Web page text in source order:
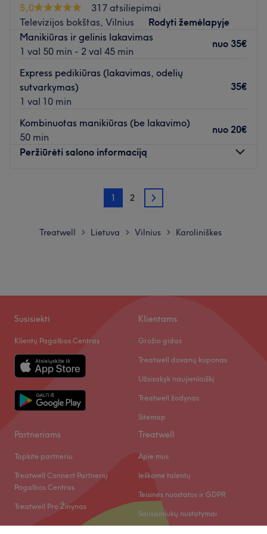
Grožio studija Monstera yra lengva pasiekti troleibusais:
1,3, 9 Atminties st.
pasirūpins kad klientai gautų kokybišką bei profesionalų
aptarnavimą.
Atmosfera:
Specializacija:pedikiūrai bei manikiūrai.
Atidaryti salono profilį
5,0
317 atsiliepimai
Televizijos bokštas, Vilnius
Rodyti žemėlapyje
Manikiūras ir gelinis lakavimas
1 val 50 min - 2 val 45 min
nuo 35€
Express pedikiūras (lakavimas, odelių
sutvarkymas)
1 val 10 min
35€
Kombinuotas manikiūras (be lakavimo)
50 min
nuo 20€
Peržiūrėti salono informaciją
Ketvirtadienis
09:00–19:30
grožio studijoje Monstera, netoli Medicinos centro
nagų priauginimas - tai tik kelios šio puikaus nagu salono
siūlomų paslaugų.
Rossi Nails yra lengva pasiekti autobusais: 116 bei
troleibusais: 1, 3, 9 (Atminties st.).
Meistrė yra patyrusi ir kruopšti savo darbo specialistė,
kuri užtikrins kokybiškai atliktas paslaugas bei
profesionalų aptarnavimą.
Kas mums patinka:
Atmosfera: moderni ir profesionali.
1 2 2
Treatwell > Lietuva > Vilnius > Karoliniškes
Susisiekti
Klientų Pagalbos Centras
Klientams
Grožio gidas
Treatwell dovanų kuponas
Užsisakyk naujienlaiškį
Treatwell žodynas
Sitemap
Partneriams
Tapkite partneriu
Treatwell Connect Partnerių
Pagalbos Centras
Treatwell Pro Žinynas
Treatwell
Apie mus
Ieškome talentų
Teisinės nuostatos ir GDPR
Sausainiukų nustatymai